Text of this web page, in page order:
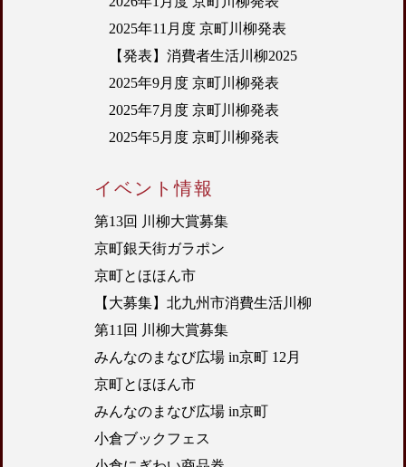
イベント情報
第13回 川柳大賞募集
京町銀天街ガラポン
京町とほほん市
【大募集】北九州市消費生活川柳
第11回 川柳大賞募集
みんなのまなび広場 in京町 12月
京町とほほん市
みんなのまなび広場 in京町
小倉ブックフェス
2025年11月度 京町川柳発表
【発表】消費者生活川柳2025
2025年9月度 京町川柳発表
2025年7月度 京町川柳発表
2025年5月度 京町川柳発表